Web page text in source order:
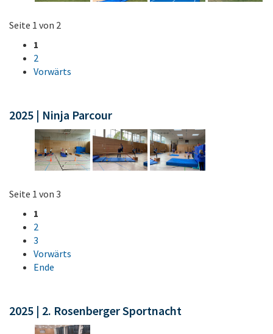
Seite 1 von 2
1
2
Vorwärts
2025 | Ninja Parcour
Seite 1 von 3
1
2
3
Vorwärts
Ende
2025 | 2. Rosenberger Sportnacht